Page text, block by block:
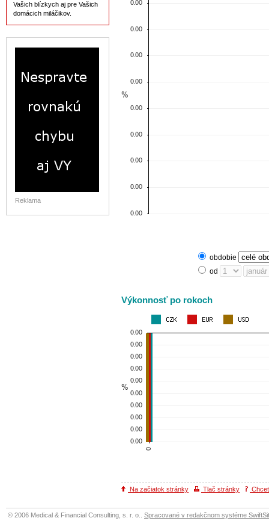
Vašich blízkych aj pre Vašich
domácich miláčikov.
Reklama
obdobie
od
Výkonnosť po rokoch
Na začiatok stránky Tlač stránky
© 2006 Medical & Financial Consulting, s. r. o.. Spracované v redakčnom systéme